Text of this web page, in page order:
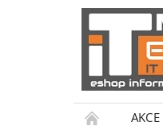
AKCE